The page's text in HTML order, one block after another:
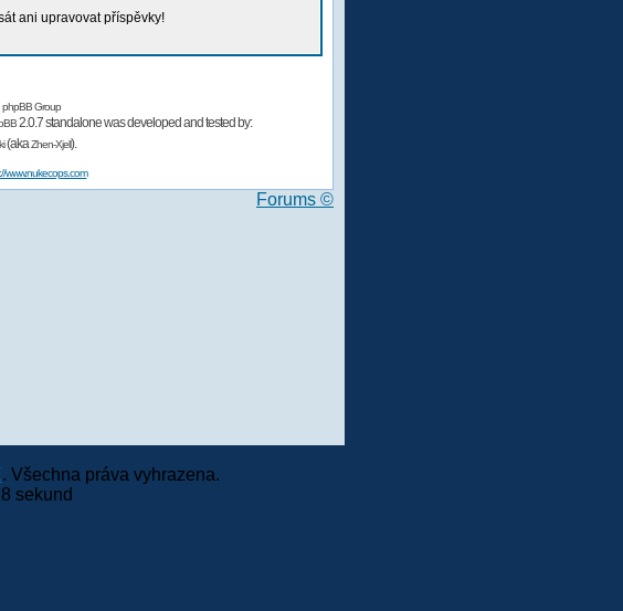
ani upravovat příspěvky!
Group
2.0.7 standalone was developed and tested by:
(akaZhen-Xjell).
www.nukecops.com
Forums ©
. Všechna práva vyhrazena.
sekund